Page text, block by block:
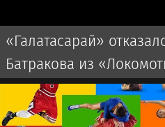
«Галатасарай»
Батракова из